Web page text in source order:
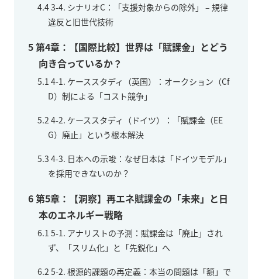
4.43-4. シナリオC：「支援対象からの除外」 – 規律
違反と旧世代技術
5第4章：【国際比較】世界は「賦課金」とどう
向き合っているか？
5.1 4-1. ケーススタディ（英国）：オークション（Cf
D）制による「コスト競争」
5.2 4-2. ケーススタディ（ドイツ）：「賦課金（EE
G）廃止」という根本解決
5.3 4-3. 日本への示唆：なぜ日本は「ドイツモデル」
を採用できないのか？
6第5章：【洞察】再エネ賦課金の「未来」と日
本のエネルギー戦略
6.1 5-1. アナリストの予測：賦課金は「廃止」され
ず、「スリム化」と「先鋭化」へ
6.2 5-2. 根源的課題の再定義：本当の問題は「額」で